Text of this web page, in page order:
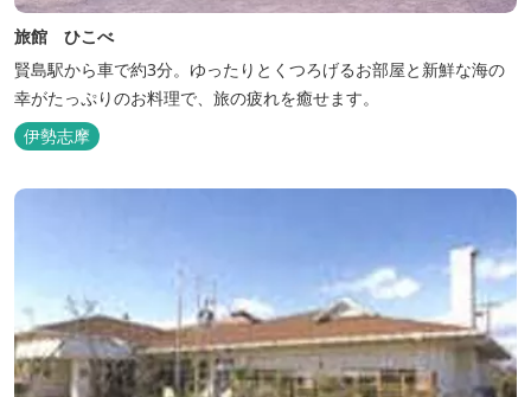
旅館 ひこべ
賢島駅から車で約3分。ゆったりとくつろげるお部屋と新鮮な海の
幸がたっぷりのお料理で、旅の疲れを癒せます。
伊勢志摩